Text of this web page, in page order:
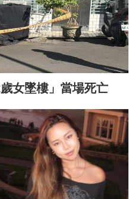
女墜樓」當場死亡